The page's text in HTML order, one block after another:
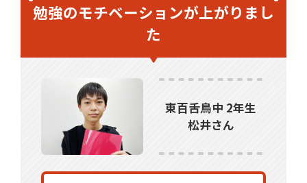
勉強のモチベーションが上がりまし
た
東百舌鳥中 2年生
松井さん